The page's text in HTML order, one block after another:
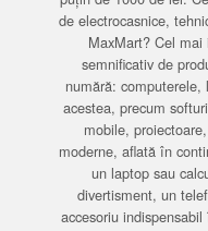
de electrocasnice,
MaxMart? Cel
semnificativ de
numără:
acestea, precum
mobile,
moderne, aflată în
un laptop sau
divertisment, un
accesoriu